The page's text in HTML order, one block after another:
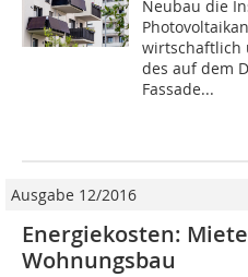
Neubau die
wirtschaftlich
des auf dem
Fassade...
Ausgabe 12/2016
Energiekosten:
Wohnungsbau